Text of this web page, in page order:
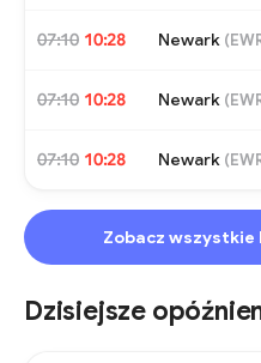
07:10 10:28 Newark (
07:10 10:28 Newark (
07:10 10:28 Newark (
Zobacz
Dzisiejsze